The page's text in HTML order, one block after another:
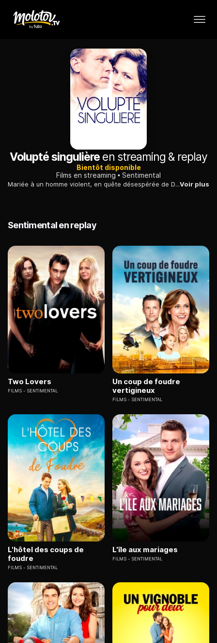
Volupté singulière en streaming & replay
Bientôt disponible
Films en streaming
Sentimental
Mariée à un homme violent, en quête désespérée de Dieu, une femme s'éprend d'un célèbre psychologue, lui-même en proie à des démons intérieurs.Voir plus
Sentimental en replay
Two Lovers
FILMS SENTIMENTAL
Un coup de foudre
vertigineux
FILMS SENTIMENTAL
L'hôtel des coups de
foudre
FILMS SENTIMENTAL
L'île aux mariages
FILMS SENTIMENTAL